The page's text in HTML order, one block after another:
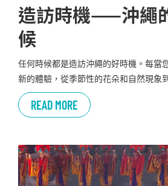
造訪時機——沖繩
候
任何時候都是造訪沖繩的好時機。每當
新的體驗，從季節性的花朵和自然現象
READ MORE